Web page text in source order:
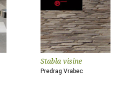
Stabla visine
Predrag Vrabec